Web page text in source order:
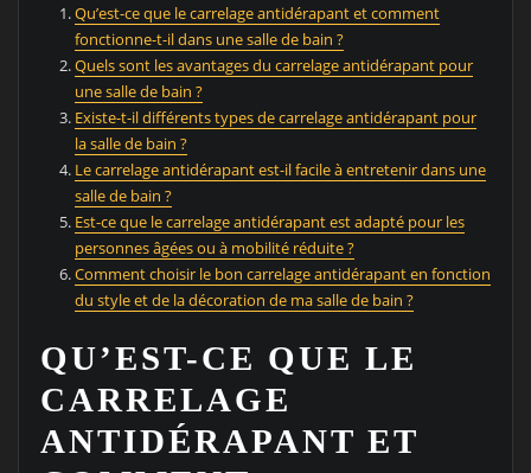
Qu’est-ce que le carrelage antidérapant et comment
fonctionne-t-il dans une salle de bain ?
Quels sont les avantages du carrelage antidérapant pour
une salle de bain ?
Existe-t-il différents types de carrelage antidérapant pour
la salle de bain ?
Le carrelage antidérapant est-il facile à entretenir dans une
salle de bain ?
Est-ce que le carrelage antidérapant est adapté pour les
personnes âgées ou à mobilité réduite ?
Comment choisir le bon carrelage antidérapant en fonction
du style et de la décoration de ma salle de bain ?
QU’EST-CE QUE LE
CARRELAGE
ANTIDÉRAPANT ET